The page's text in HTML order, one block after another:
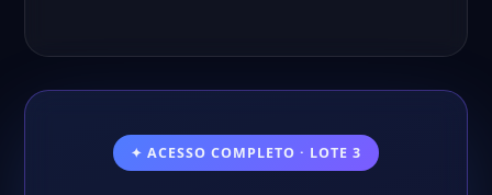
✦ ACESSO COMPLETO · LOTE 3